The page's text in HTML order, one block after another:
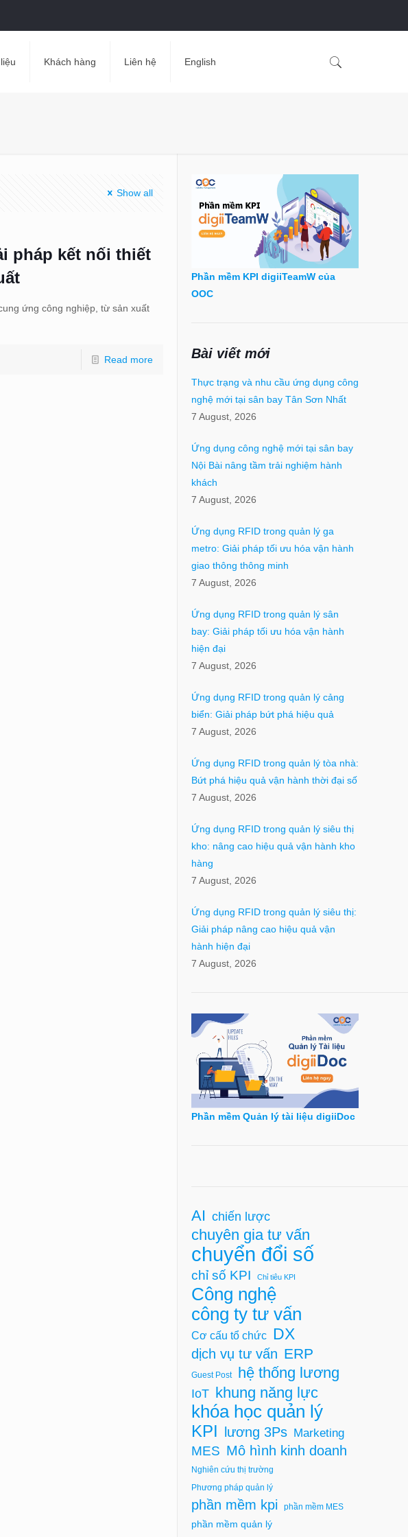
Khách hàng Liên hệ English
Show all
pháp kết nối thiết
ứng công nghiệp, từ sản xuất
Read more
Phần mềm KPI digiiTeamW của
OOC
Bài viết mới
Thực trạng và nhu cầu ứng dụng công
nghệ mới tại sân bay Tân Sơn Nhất
7 August, 2026
Ứng dụng công nghệ mới tại sân bay
Nội Bài nâng tầm trải nghiệm hành
khách
7 August, 2026
Ứng dụng RFID trong quản lý ga
metro: Giải pháp tối ưu hóa vận hành
giao thông thông minh
7 August, 2026
Ứng dụng RFID trong quản lý sân
bay: Giải pháp tối ưu hóa vận hành
hiện đại
7 August, 2026
Ứng dụng RFID trong quản lý cảng
biển: Giải pháp bứt phá hiệu quả
7 August, 2026
Ứng dụng RFID trong quản lý tòa nhà:
Bứt phá hiệu quả vận hành thời đại số
7 August, 2026
Ứng dụng RFID trong quản lý siêu thị
kho: nâng cao hiệu quả vận hành kho
hàng
7 August, 2026
Ứng dụng RFID trong quản lý siêu thị:
Giải pháp nâng cao hiệu quả vận
hành hiện đại
7 August, 2026
Phần mềm Quản lý tài liệu digiiDoc
AI chiến lược
chuyên gia tư vấn
chuyển đổi số
chỉ số KPI Chỉ tiêu KPI
Công nghệ
công ty tư vấn
Cơ cấu tổ chức DX
dịch vụ tư vấn ERP
Guest Post hệ thống lương
IoT khung năng lực
khóa học quản lý
KPI lương 3Ps Marketing
MES Mô hình kinh doanh
Nghiên cứu thị trường
Phương pháp quản lý
phần mềm kpi phần mềm MES
phần mềm quản lý